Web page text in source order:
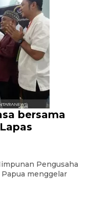
bersama
Pengusaha
menggelar